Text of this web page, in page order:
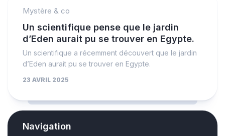
Mystère & co
Un scientifique pense que le jardin
d’Eden aurait pu se trouver en Egypte.
Un scientifique a récemment découvert que le jardin
d’Eden aurait pu se trouver en Egypte.
23 AVRIL 2025
Navigation